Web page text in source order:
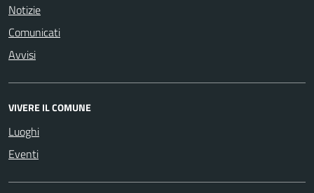
Notizie
Comunicati
Avvisi
VIVERE IL COMUNE
Luoghi
Eventi